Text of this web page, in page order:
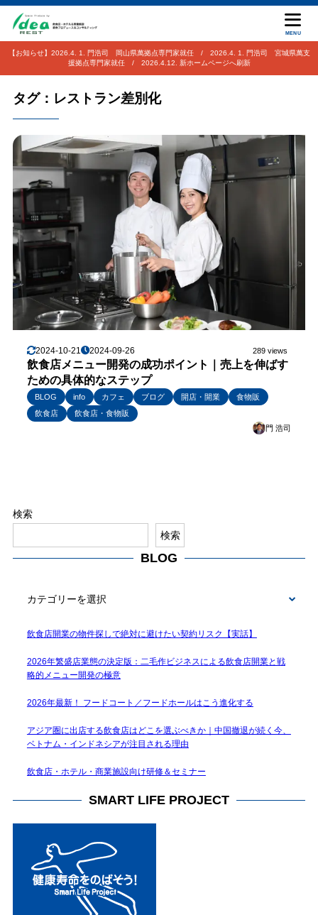
MENU
【お知らせ】2026.4. 1. 門浩司 岡山県萬拠点専門家就任 / 2026.4. 1. 門浩司 宮城県萬支
援拠点専門家就任 / 2026.4.12. 新ホームページへ刷新
タグ：レストラン差別化
2024-10-21 2024-09-26 289 views
飲食店メニュー開発の成功ポイント｜売上を伸ばす
ための具体的なステップ
BLOG info カフェ ブログ 開店・開業
食物販
飲食店
飲食店・食物販
門 浩司
検索
検索
BLOG
BLOG
飲食店開業の物件探しで絶対に避けたい契約リスク【実話】
2026年繁盛店業態の決定版：二毛作ビジネスによる飲食店開業と戦
略的メニュー開発の極意
2026年最新！ フードコート／フードホールはこう進化する
アジア圏に出店する飲食店はどこを選ぶべきか｜中国撤退が続く今、
ベトナム・インドネシアが注目される理由
飲食店・ホテル・商業施設向け研修＆セミナー
SMART LIFE PROJECT